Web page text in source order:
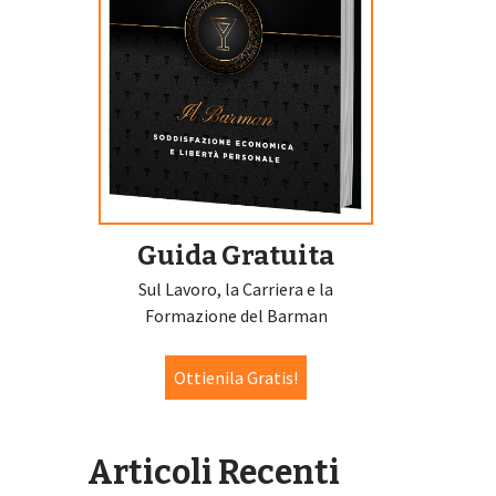
Guida Gratuita
Sul Lavoro, la Carriera e la
Formazione del Barman
Ottienila Gratis!
Articoli Recenti